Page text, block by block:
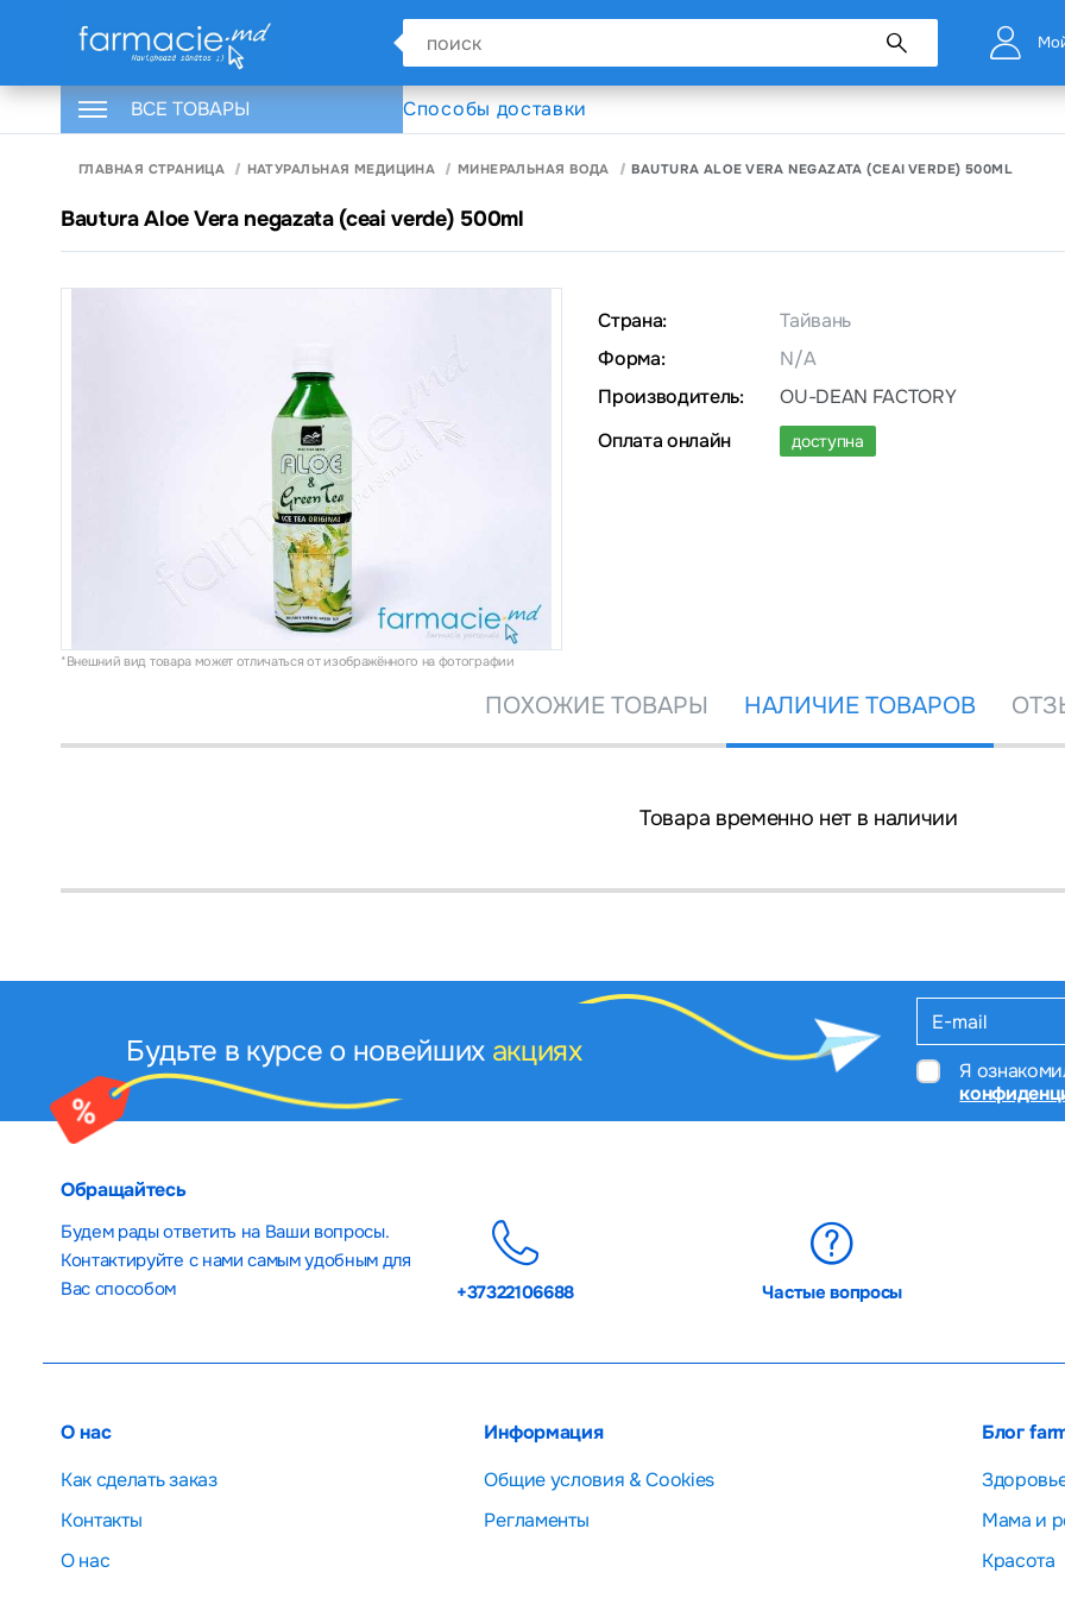
ВСЕ ТОВАРЫ Способы доставки
ГЛАВНАЯ СТРАНИЦА НАТУРАЛЬНАЯ МЕДИЦИНА МИНЕРАЛЬНАЯ ВОДА BAUTURA ALOE VERA NEGAZATA (CEAI VERDE) 500ML
Bautura Aloe Vera negazata (ceai verde) 500ml
*Внешний вид товара может отличаться от изображённого на фотографии
Страна:
Тайвань
Форма:
N/A
Производитель:
OU-DEAN FACTORY
Оплата онлайн
доступна
ПОХОЖИЕ ТОВАРЫ НАЛИЧИЕ ТОВАРОВ
Товара временно нет в наличии
Будьте в курсе о новейших акциях
Я
Обращайтесь
Будем рады ответить на Ваши вопросы.
Контактируйте с нами самым удобным для
Вас способом
+37322106688 Частые вопросы
О нас
Как сделать заказ
Контакты
О нас
Информация
Общие условия & Cookies
Регламенты
Блог
Мама и
Красота